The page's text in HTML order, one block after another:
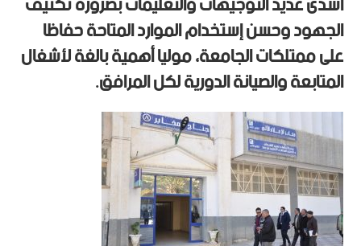
الجهود وحسن إستخدام الموارد المتاحة حفاظا
على ممتلكات الجامعة، موليا أهمية بالغة لأشغال
المتابعة والصيانة الدورية لكل المرافق.